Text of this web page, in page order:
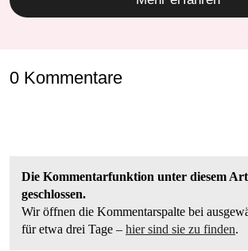
0 Kommentare
Die Kommentarfunktion unter diesem
geschlossen.
Wir öffnen die Kommentarspalte bei
für etwa drei Tage – hier sind sie zu finden.